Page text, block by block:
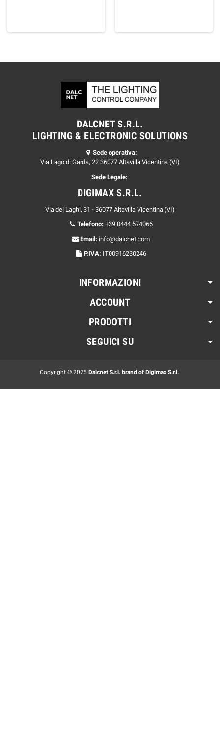
DALCNET S.R.L.
LIGHTING & ELECTRONIC SOLUTIONS
Sede operativa:
Via Lago di Garda, 22 36077 Altavilla Vicentina (VI)
Sede Legale:
DIGIMAX S.R.L.
Via dei Laghi, 31 - 36077 Altavilla Vicentina (VI)
Telefono: +39 0444 574066
Email: info@dalcnet.com
P.IVA: IT00916230246
INFORMAZIONI
ACCOUNT
PRODOTTI
SEGUICI SU
Copyright © 2025 Dalcnet S.r.l. brand of Digimax S.r.l.